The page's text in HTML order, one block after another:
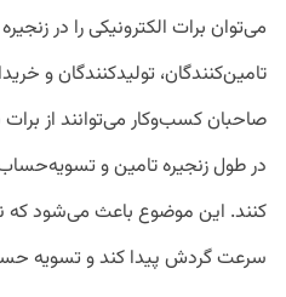
می‌توان برات الکترونیکی را در
تامین‌کنندگان، تولیدکنندگان و
صاحبان کسب‌و‌کار می‌توانند از
در طول زنجیره تامین و
کنند. این موضوع باعث می‌شود که
سرعت گردش پیدا کند و تسویه